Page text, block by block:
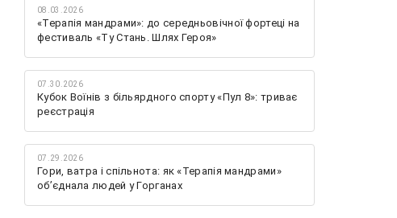
08.03.2026
«Терапія мандрами»: до середньовічної фортеці на
фестиваль «Ту Стань. Шлях Героя»
07.30.2026
Кубок Воїнів з більярдного спорту «Пул 8»: триває
реєстрація
07.29.2026
Гори, ватра і спільнота: як «Терапія мандрами»
об’єднала людей у Горганах